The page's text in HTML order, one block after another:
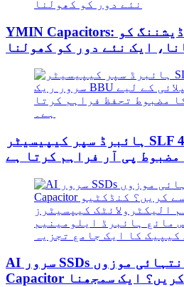
YMIN Capacitors: آٹوموٹو ایئر کنڈیشننگ کو
ہائبرڈ سپر کیپیسیٹر SLF 4.0V 4500F ملی
AI سرور SSDs کے لیے انتہائی موزوں PLP